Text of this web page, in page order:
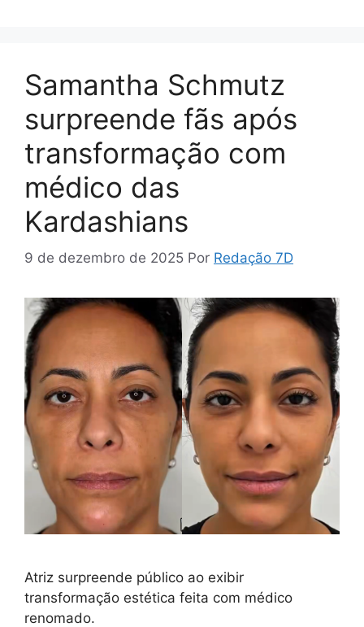
Samantha Schmutz
surpreende fãs após
transformação com
médico das
Kardashians
9 de dezembro de 2025 Por Redação 7D
Atriz surpreende público ao exibir
transformação estética feita com médico
renomado.